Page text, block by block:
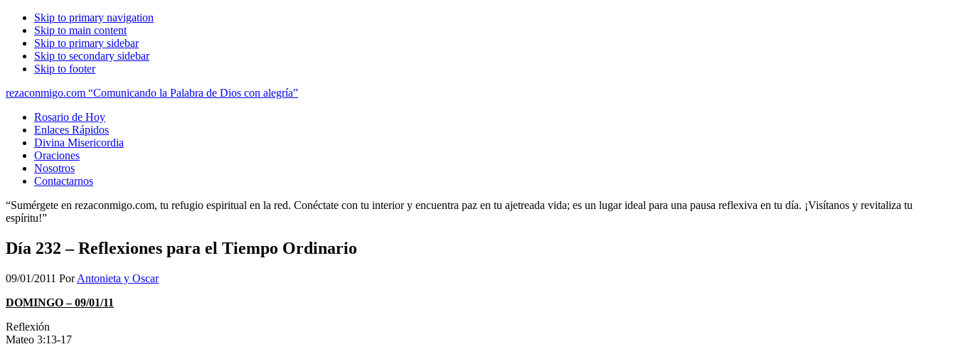
Skip to primary navigation
Skip to main content
Skip to primary sidebar
Skip to secondary sidebar
Skip to footer
rezaconmigo.com “Comunicando la Palabra de Dios con alegría”
Rosario de Hoy
Enlaces Rápidos
Divina Misericordia
Oraciones
Nosotros
Contactarnos
“Sumérgete en rezaconmigo.com, tu refugio espiritual en la red. Conéctate con tu interior y encuentra paz en tu ajetreada vida; es un lugar ideal para una pausa reflexiva en tu día. ¡Visítanos y revitaliza tu
espíritu!”
Día 232 – Reflexiones para el Tiempo Ordinario
09/01/2011 PorAntonieta y Oscar
DOMINGO – 09/01/11
Reflexión
Mateo 3:13-17